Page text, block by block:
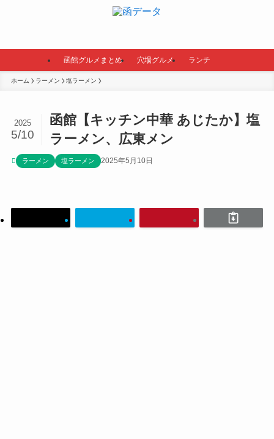
函館グルメまとめ 穴場グルメ ランチ
ホーム ラーメン 塩ラーメン
函館【キッチン中華 あじたか】塩
ラーメン、広東メン
2025
5/10
ラーメン 塩ラーメン 2025年5月10日